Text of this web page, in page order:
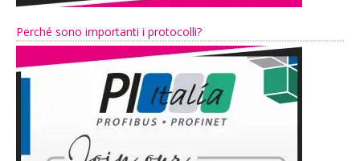
Perché sono importanti i protocolli?